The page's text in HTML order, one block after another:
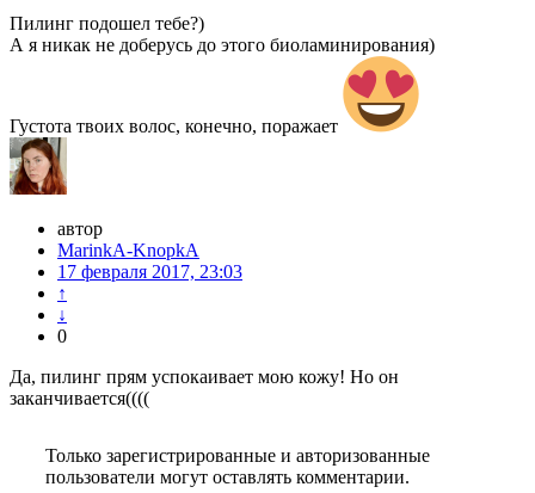
Пилинг подошел тебе?)
А я никак не доберусь до этого биоламинирования)
Густота твоих волос, конечно, поражает
автор
MarinkA-KnopkA
17 февраля 2017, 23:03
↑
↓
0
Да, пилинг прям успокаивает мою кожу! Но он
заканчивается((((
Только зарегистрированные и авторизованные
пользователи могут оставлять комментарии.